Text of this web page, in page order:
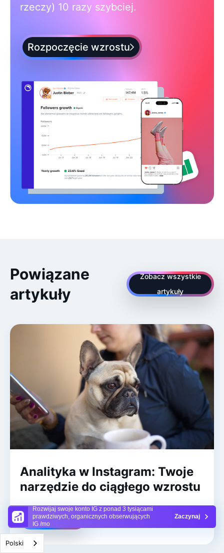
Rozwijaj swoje konto IG z ponad 3 tysiącami
prawdziwych, organicznych obserwujących
IG /mo
Zaczynaj
rzeczy) 10 razy szybciej.
Rozpoczęcie wzrostu
Powiązane
artykuły
Zobacz wszystkie
artykuły
Analityka w Instagram: Twoje
narzędzie do ciągłego wzrostu
Czytaj więcej
Polski